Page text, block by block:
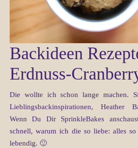
Backideen
Erdnuss-
Die wollte ich schon lange machen.
Lieblingsbackinspirationen, Heather
Wenn Du Dir SprinkleBakes
schnell, warum ich die so liebe: alles
lebendig. 🙂